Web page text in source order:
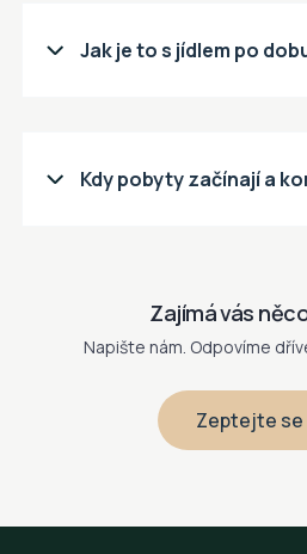
 Jak je to s jídlem po
 Kdy pobyty začínají a
Zajímá vás
Napište nám. Odpovíme
Zeptejte se